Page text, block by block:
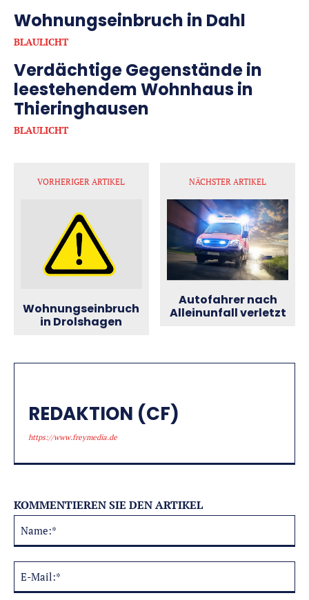
Wohnungseinbruch in Dahl
BLAULICHT
Verdächtige Gegenstände in
leestehendem Wohnhaus in
Thieringhausen
BLAULICHT
VORHERIGER ARTIKEL
Wohnungseinbruch
in Drolshagen
NÄCHSTER ARTIKEL
Autofahrer nach
Alleinunfall verletzt
REDAKTION (CF)
https://www.freymedia.de
KOMMENTIEREN SIE DEN ARTIKEL